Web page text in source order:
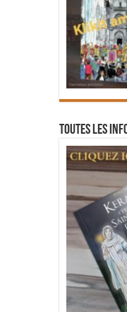
Toutes les